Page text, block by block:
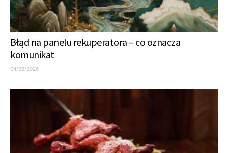
Błąd na panelu rekuperatora – co oznacza
komunikat
04/06/2026